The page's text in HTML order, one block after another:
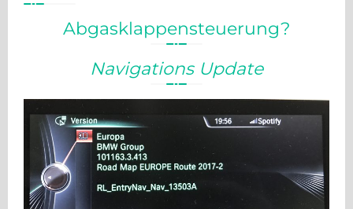
Abgasklappensteuerung?
Navigations Update